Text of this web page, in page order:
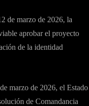
de marzo de 2026, la
aprobar el proyecto
de la identidad
marzo de 2026, el Estado
de Comandancia